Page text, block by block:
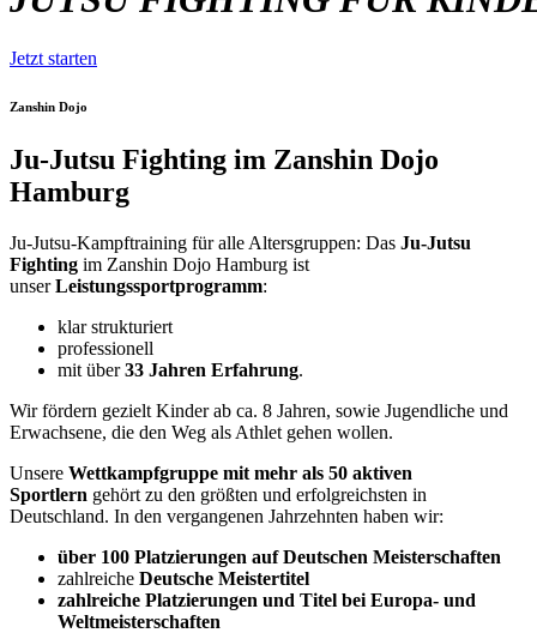
Jetzt starten
Zanshin Dojo
Ju-Jutsu Fighting im Zanshin Dojo
Hamburg
Ju-Jutsu-Kampftraining für alle Altersgruppen: Das Ju-Jutsu
Fighting im Zanshin Dojo Hamburg ist
unserLeistungssportprogramm:
klar strukturiert
professionell
mit über33 Jahren Erfahrung.
Wir fördern gezielt Kinder ab ca. 8 Jahren, sowie Jugendliche und
Erwachsene, die den Weg als Athlet gehen wollen.
Unsere Wettkampfgruppe mit mehr als 50 aktiven
Sportlern gehört zu den größten und erfolgreichsten in
Deutschland. In den vergangenen Jahrzehnten haben wir:
über 100 Platzierungen auf Deutschen Meisterschaften
zahlreiche Deutsche Meistertitel
zahlreiche Platzierungen und Titel bei Europa- und
Weltmeisterschaften